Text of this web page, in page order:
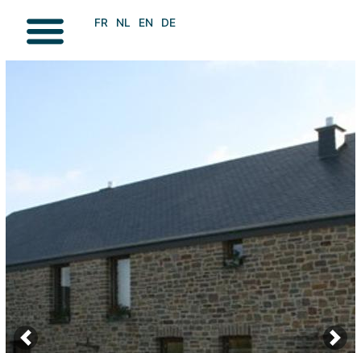
FR NL EN DE
Previous Next